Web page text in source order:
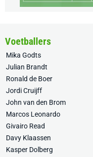
Voetballers
Mika Godts
Julian Brandt
Ronald de Boer
Jordi Cruijff
John van den Brom
Marcos Leonardo
Givairo Read
Davy Klaassen
Kasper Dolberg